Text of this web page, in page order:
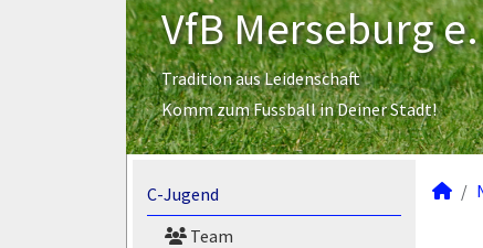
VfB Merseburg e.
Tradition aus Leidenschaft
Komm zum Fussball in Deiner Stadt!
C-Jugend
Team